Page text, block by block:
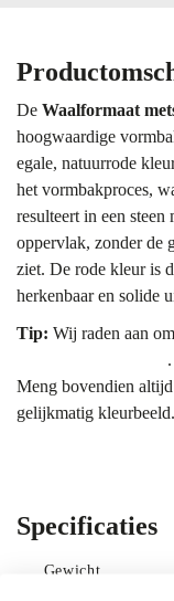
De Waalformaat
hoogwaardige
egale, natuurrode
het vormbakproces,
resulteert in een steen
oppervlak, zonder de
ziet. De rode kleur is
herkenbaar en solide
Tip: Wij raden aan
Meng bovendien
gelijkmatig kleurbeeld.
tegenstelling tot veel
genuanceerd,
De natuurlijke
ook na decennia van
Specificaties
Gewicht